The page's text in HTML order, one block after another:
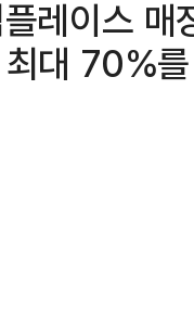
레이스
대 70%